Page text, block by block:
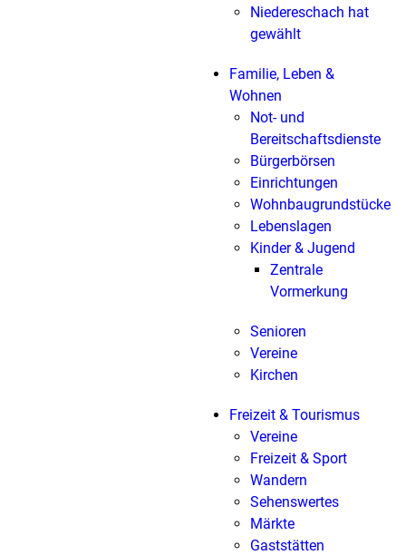
Niedereschach hat
gewählt
Familie, Leben &
Wohnen
Not- und
Bereitschaftsdienste
Bürgerbörsen
Einrichtungen
Wohnbaugrundstücke
Lebenslagen
Kinder & Jugend
Zentrale
Vormerkung
Senioren
Vereine
Kirchen
Freizeit & Tourismus
Vereine
Freizeit & Sport
Wandern
Sehenswertes
Märkte
Gaststätten